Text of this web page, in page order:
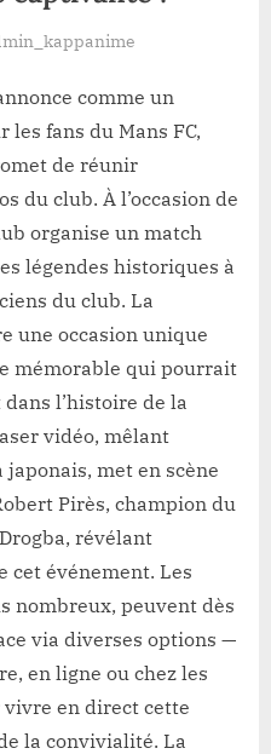
comme un
fans du Mans FC,
de réunir
du club. À l’occasion de
organise un match
légendes historiques à
du club. La
une occasion unique
mémorable qui pourrait
l’histoire de la
vidéo, mêlant
met en scène
Pirès, champion du
révélant
cet événement. Les
nombreux, peuvent dès
via diverses options —
en ligne ou chez les
en direct cette
la convivialité. La